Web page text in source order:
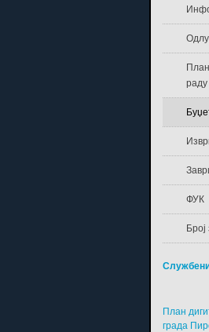
раду
ФУК
План
града